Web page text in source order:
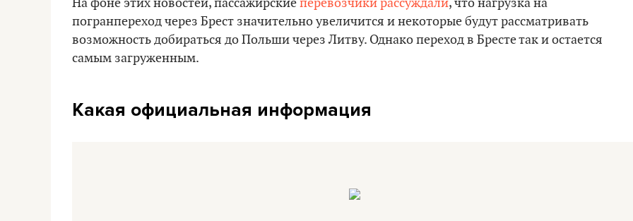
На фоне этих новостей, пассажирскиеперевозчики рассуждали, что нагрузка на
погранпереход через Брест значительно увеличится и некоторые будут рассматривать
возможность добираться до Польши через Литву. Однако переход в Бресте так и остается
самым загруженным.
Какая официальная информация